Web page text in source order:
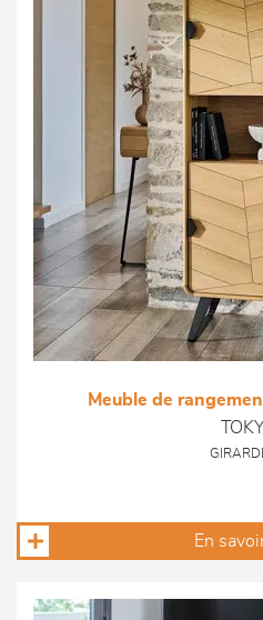
Meuble de
En